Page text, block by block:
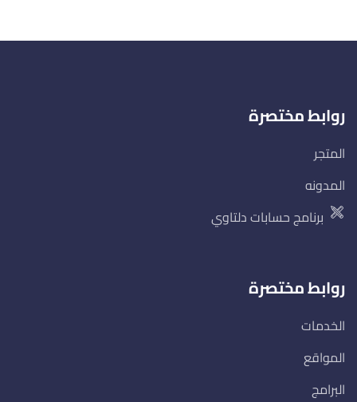
روابط مختصرة
المتجر
المدونه
برنامج حسابات دلتاوي
روابط مختصرة
الخدمات
المواقع
البرامج